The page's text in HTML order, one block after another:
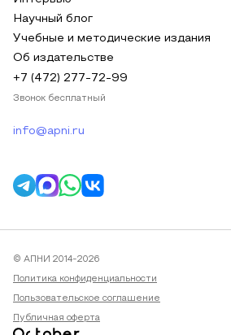
Научный блог
Учебные и методические издания
Об издательстве
+7 (472) 277-72-99
Звонок бесплатный
info@apni.ru
© АПНИ 2014-2026
Политика конфиденциальности
Пользовательское соглашение
Публичная оферта